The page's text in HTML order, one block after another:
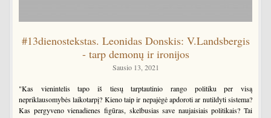
#13dienostekstas. Leonidas Donskis: V.Landsbergis
- tarp demonų ir ironijos
Sausio 13, 2021
"Kas vienintelis tapo iš tiesų tarptautinio rango politiku per visą
nepriklausomybės laikotarpį? Kieno taip ir nepajėgė apdoroti ar nutildyti sistema?
Kas pergyveno vienadienes figūras, skelbusias save naujaisiais politikais? Tai